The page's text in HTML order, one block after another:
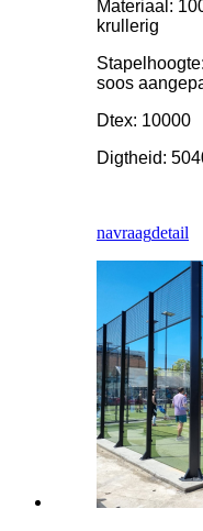
Materiaal:
krullerig
soos
Dtex: 10000
Digtheid:
navraagdetail